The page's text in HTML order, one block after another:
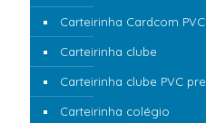
Carteirinha Cardcom
Carteirinha clube
Carteirinha clube PVC
Carteirinha colégio